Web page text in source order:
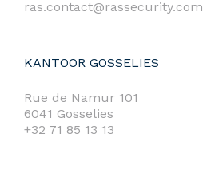
ras.contact@rassecurity.com
KANTOOR GOSSELIES
Rue de Namur 101
6041 Gosselies
+32 71 85 13 13